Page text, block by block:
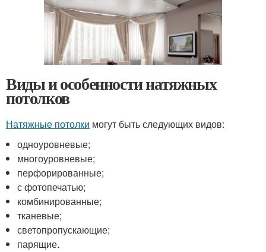
Виды и особенности натяжных
потолков
Натяжные потолки могут быть следующих видов:
одноуровневые;
многоуровневые;
перфорированные;
с фотопечатью;
комбинированные;
тканевые;
светопропускающие;
парящие.